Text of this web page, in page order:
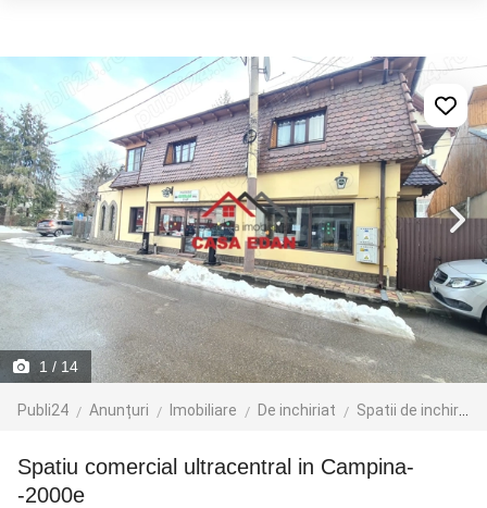
1 / 14
Publi24 Anunțuri Imobiliare De inchiriat Spatii de inchiriat
Spatiu comercial ultracentral in Campina-
-2000e